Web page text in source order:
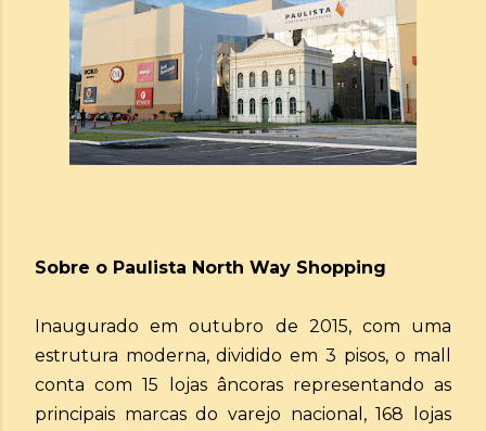
Sobre o Paulista North Way Shopping
Inaugurado em outubro de 2015, com uma
estrutura moderna, dividido em 3 pisos, o mall
conta com 15 lojas âncoras representando as
principais marcas do varejo nacional, 168 lojas